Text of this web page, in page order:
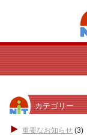
カテゴリー
重要なお知らせ (3)